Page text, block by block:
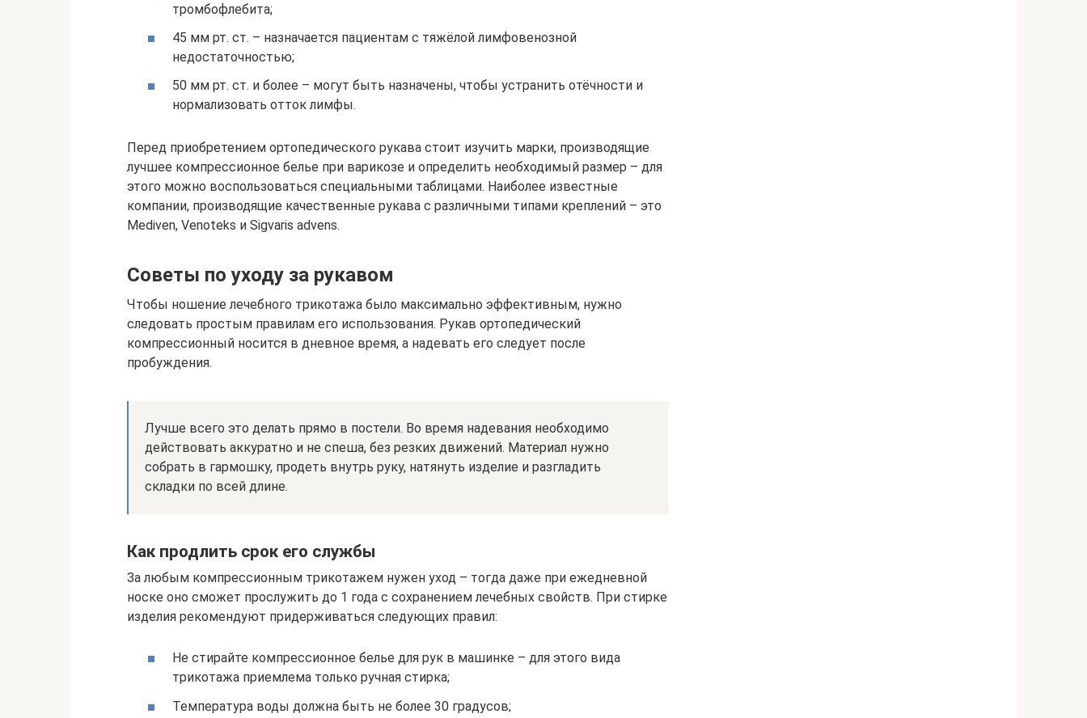
тромбофлебита;
45 мм рт. ст. – назначается пациентам с тяжёлой лимфовенозной
недостаточностью;
50 мм рт. ст. и более – могут быть назначены, чтобы устранить отёчности и
нормализовать отток лимфы.
Перед приобретением ортопедического рукава стоит изучить марки, производящие
лучшее компрессионное белье при варикозе и определить необходимый размер – для
этого можно воспользоваться специальными таблицами. Наиболее известные
компании, производящие качественные рукава с различными типами креплений – это
Mediven, Venoteks и Sigvaris advens.
Советы по уходу за рукавом
Чтобы ношение лечебного трикотажа было максимально эффективным, нужно
следовать простым правилам его использования. Рукав ортопедический
компрессионный носится в дневное время, а надевать его следует после
пробуждения.
Лучше всего это делать прямо в постели. Во время надевания необходимо
действовать аккуратно и не спеша, без резких движений. Материал нужно
собрать в гармошку, продеть внутрь руку, натянуть изделие и разгладить
складки по всей длине.
Как продлить срок его службы
За любым компрессионным трикотажем нужен уход – тогда даже при ежедневной
носке оно сможет прослужить до 1 года с сохранением лечебных свойств. При стирке
изделия рекомендуют придерживаться следующих правил:
Не стирайте компрессионное белье для рук в машинке – для этого вида
трикотажа приемлема только ручная стирка;
Температура воды должна быть не более 30 градусов;